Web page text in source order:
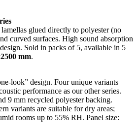
glued directly to polyester (no
curved surfaces. High sound absorption
Sold in packs of 5, available in 5
mm.
look” design. Four unique variants
performance as our other series.
9 mm recycled polyester backing.
variants are suitable for dry areas;
rooms up to 55% RH. Panel size: